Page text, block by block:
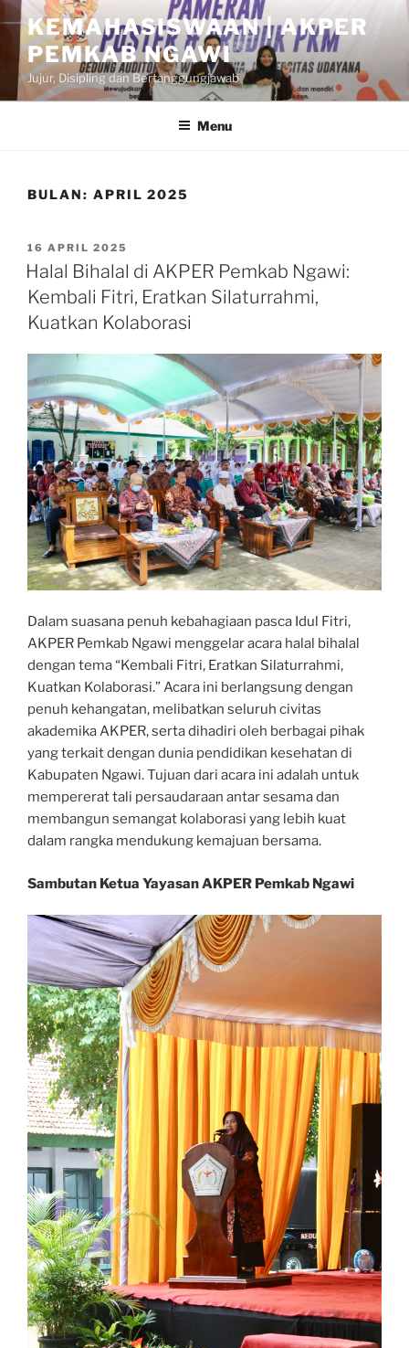
Skip
to
content
KEMAHASISWAAN | AKPER
PEMKAB NGAWI
Jujur, Disipling dan Bertanggungjawab
Menu
BULAN: APRIL 2025
POSTED
ON
16 APRIL 2025
Halal Bihalal di AKPER Pemkab Ngawi:
Kembali Fitri, Eratkan Silaturrahmi,
Kuatkan Kolaborasi
Dalam suasana penuh kebahagiaan pasca Idul Fitri,
AKPER Pemkab Ngawi menggelar acara halal bihalal
dengan tema “Kembali Fitri, Eratkan Silaturrahmi,
Kuatkan Kolaborasi.” Acara ini berlangsung dengan
penuh kehangatan, melibatkan seluruh civitas
akademika AKPER, serta dihadiri oleh berbagai pihak
yang terkait dengan dunia pendidikan kesehatan di
Kabupaten Ngawi. Tujuan dari acara ini adalah untuk
mempererat tali persaudaraan antar sesama dan
membangun semangat kolaborasi yang lebih kuat
dalam rangka mendukung kemajuan bersama.
Sambutan Ketua Yayasan AKPER Pemkab Ngawi